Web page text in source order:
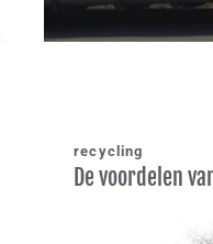
recycling
De voordelen